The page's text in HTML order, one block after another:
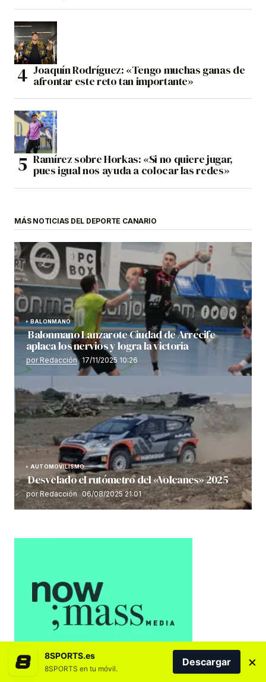
Joaquín Rodríguez: «Tengo muchas ganas de
afrontar este reto tan importante»
Ramírez sobre Horkas: «Si no quiere jugar,
pues igual nos ayuda a colocar las redes»
MÁS NOTICIAS DEL DEPORTE CANARIO
BALONMANO
Balonmano Lanzarote Ciudad de Arrecife
aplaca los nervios y logra la victoria
por Redacción 17/11/2025 10:26
AUTOMOVILISMO
Desvelado el rutómetro del «Volcanes» 2025
por Redacción 06/08/2025 21:01
8SPORTS.es
8SPORTS en tu móvil.
Descargar ×